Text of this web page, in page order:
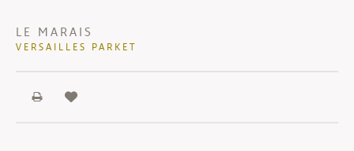
LE MARAIS
VERSAILLES PARKET